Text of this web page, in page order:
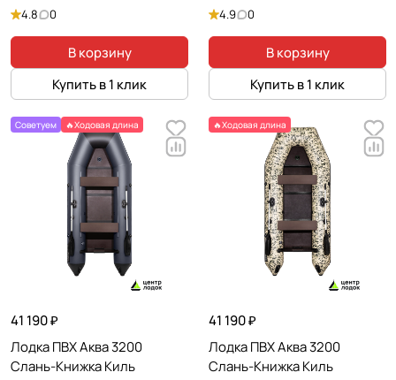
4.8 0
В корзину
Купить в 1 клик
4.9 0
В корзину
Купить в 1 клик
Советуем 🔥Ходовая длина
41 190 ₽
Лодка ПВХ Аква 3200
Слань-Книжка Киль
🔥Ходовая длина
41 190 ₽
Лодка ПВХ Аква 3200
Слань-Книжка Киль